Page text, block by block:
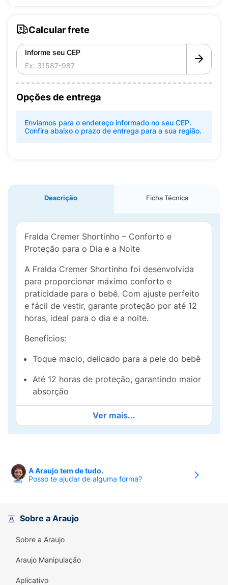
Calcular frete
Informe seu CEP
Opções de entrega
Enviamos para o endereço informado no seu CEP.
Confira abaixo o prazo de entrega para a sua região.
Descrição Ficha Técnica
Fralda Cremer Shortinho – Conforto e
Proteção para o Dia e a Noite
A Fralda Cremer Shortinho foi desenvolvida
para proporcionar máximo conforto e
praticidade para o bebê. Com ajuste perfeito
e fácil de vestir, garante proteção por até 12
horas, ideal para o dia e a noite.
Benefícios:
Toque macio, delicado para a pele do bebê
Até 12 horas de proteção, garantindo maior
absorção
Contém extrato de Aloe Vera, que ajuda a
cuidar da pele sensível
Tamanho XXG, indicado para bebês de 15
protegido, seco e confortável em todos os
momentos.
Cremer Shortinho – Facilidade para os Pais,
Ver mais...
A Araujo tem de tudo.
Posso te ajudar de alguma forma?
Sobre a Araujo
Sobre a Araujo
Araujo Manipulação
Aplicativo